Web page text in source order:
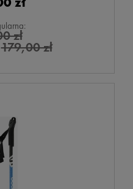
zł
179,00 zł